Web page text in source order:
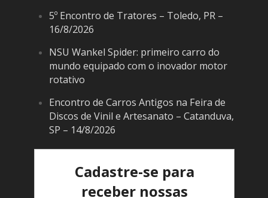
5º Encontro de Tratores – Toledo, PR –
16/8/2026
NSU Wankel Spider: primeiro carro do
mundo equipado com o inovador motor
rotativo
Encontro de Carros Antigos na Feira de
Discos de Vinil e Artesanato – Catanduva,
SP – 14/8/2026